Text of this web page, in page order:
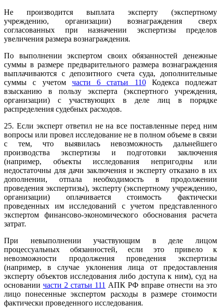
Не производится выплата эксперту (экспертному
учреждению, организации) вознаграждения сверх
согласованных при назначении экспертизы пределов
увеличения размера вознаграждения.
По выполнении экспертом своих обязанностей денежные
суммы в размере предварительного размера вознаграждения
выплачиваются с депозитного счета суда, дополнительные
суммы с учетом части 6 статьи 110Кодекса подлежат
взысканию в пользу эксперта (экспертного учреждения,
организации) с участвующих в деле лиц в порядке
распределения судебных расходов.
25. Если эксперт ответил не на все поставленные перед ним
вопросы или провел исследование не в полном объеме в связи
с тем, что выявилась невозможность дальнейшего
производства экспертизы и подготовки заключения
(например, объекты исследования непригодны или
недостаточны для дачи заключения и эксперту отказано в их
дополнении, отпала необходимость в продолжении
проведения экспертизы), эксперту (экспертному учреждению,
организации) оплачивается стоимость фактически
проведенных им исследований с учетом представленного
экспертом финансово-экономического обоснования расчета
затрат.
При невыполнении участвующим в деле лицом
процессуальных обязанностей, если это привело к
невозможности продолжения проведения экспертизы
(например, в случае уклонения лица от предоставления
эксперту объектов исследования либо доступа к ним), суд на
основании части 2 статьи 111 АПК РФ вправе отнести на это
лицо понесенные экспертом расходы в размере стоимости
фактически проведенного исследования.